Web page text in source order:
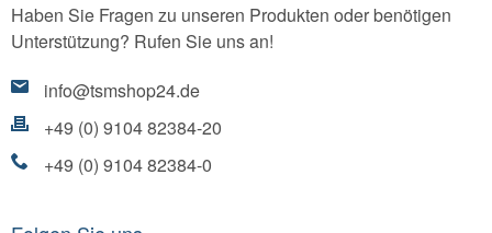
Haben Sie Fragen zu unseren Produkten oder benötigen
Unterstützung? Rufen Sie uns an!
info@tsmshop24.de
+49 (0) 9104 82384-20
+49 (0) 9104 82384-0